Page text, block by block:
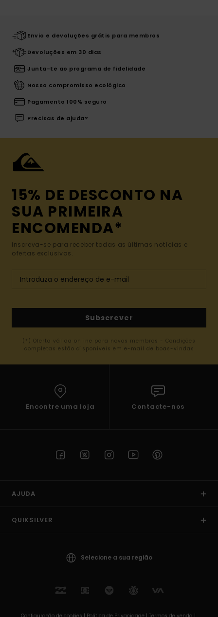
Envio e devoluções grátis para membros
Devoluções em 30 dias
Junta-te ao programa de fidelidade
Nosso compromisso ecológico
Pagamento 100% seguro
Precisas de ajuda?
15% DE DESCONTO NA
SUA PRIMEIRA
ENCOMENDA*
Inscreva-se para receber todas as últimas notícias e
ofertas exclusivas.
Subscrever
(*) Oferta válida online para novos membros - Condições
completas estão disponíveis em e-mail de boas-vindas
Encontre uma loja Contacte-nos
AJUDA
QUIKSILVER
Selecione a sua região